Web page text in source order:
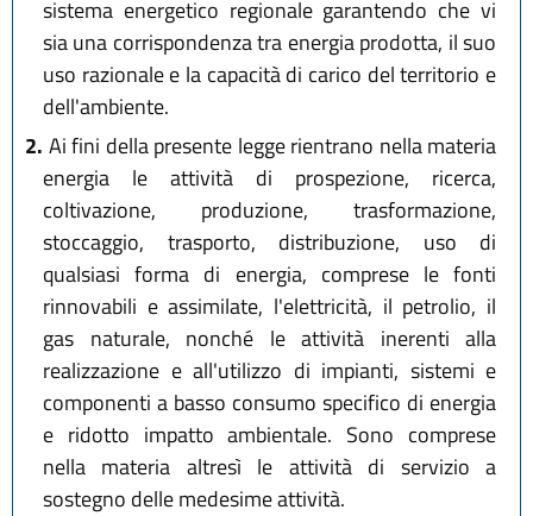
sistema energetico regionale garantendo che vi
sia una corrispondenza tra energia prodotta, il suo
uso razionale e la capacità di carico del territorio e
dell'ambiente.
2. Ai fini della presente legge rientrano nella materia
energia le attività di prospezione, ricerca,
coltivazione, produzione, trasformazione,
stoccaggio, trasporto, distribuzione, uso di
qualsiasi forma di energia, comprese le fonti
rinnovabili e assimilate, l'elettricità, il petrolio, il
gas naturale, nonché le attività inerenti alla
realizzazione e all'utilizzo di impianti, sistemi e
componenti a basso consumo specifico di energia
e ridotto impatto ambientale. Sono comprese
nella materia altresì le attività di servizio a
sostegno delle medesime attività.